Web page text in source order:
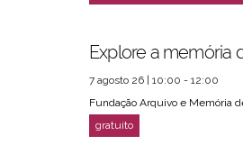
Explore a memória
7 agosto 26 | 10:00 - 12:00